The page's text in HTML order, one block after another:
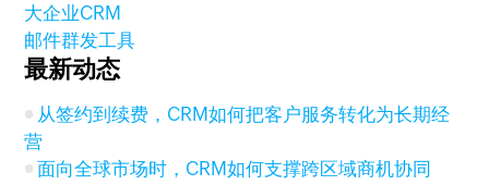
大企业CRM
邮件群发工具
最新动态
从签约到续费，CRM如何把客户服务转化为长期经
营
面向全球市场时，CRM如何支撑跨区域商机协同